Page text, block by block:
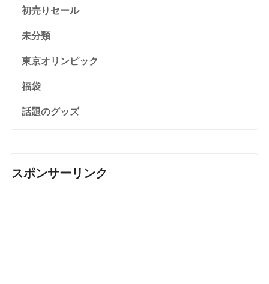
初売りセール
未分類
東京オリンピック
福袋
話題のグッズ
スポンサーリンク